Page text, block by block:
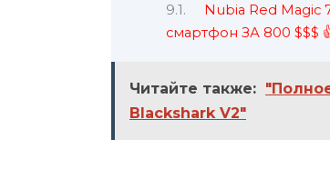
Nubia Red Magic
смартфон ЗА 800 $$$
Читайте также:
Blackshark V2"